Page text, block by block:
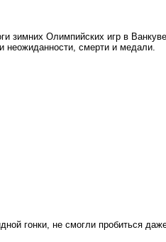
зимних Олимпийских игр в
смерти и медали.
гонки, не смогли пробиться